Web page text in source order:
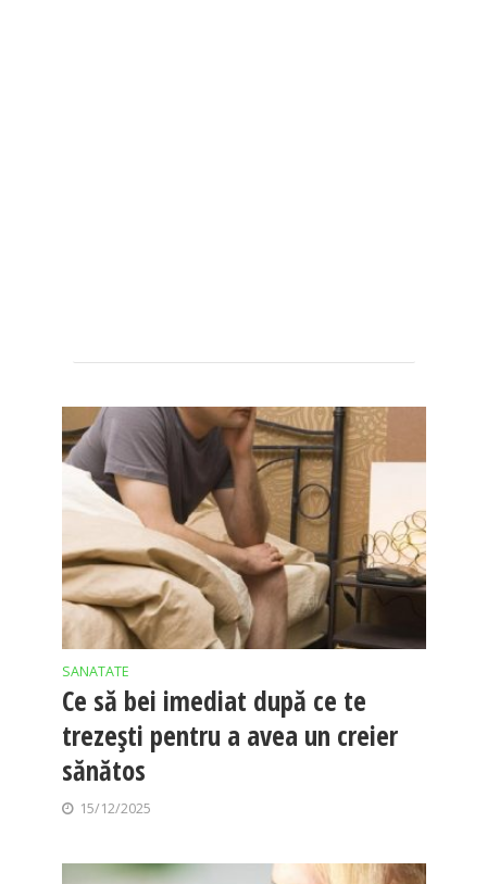
SANATATE
Ce să bei imediat după ce te
trezești pentru a avea un creier
sănătos
15/12/2025